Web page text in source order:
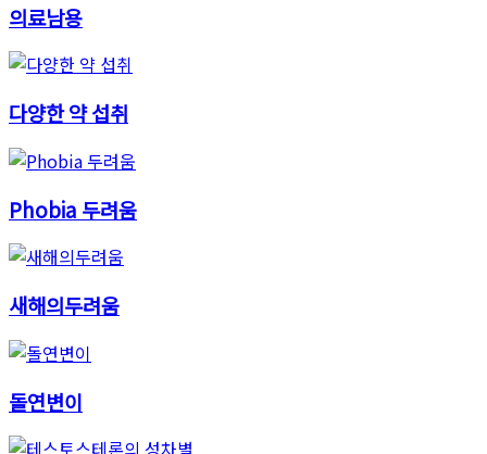
의료남용
다양한 약 섭취
Phobia 두려움
새해의두려움
돌연변이